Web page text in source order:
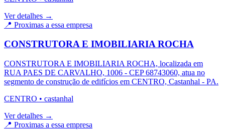
Ver detalhes →
📍 Proximas a essa empresa
CONSTRUTORA E IMOBILIARIA ROCHA
CONSTRUTORA E IMOBILIARIA ROCHA, localizada em
RUA PAES DE CARVALHO, 1006 - CEP 68743060, atua no
segmento de construção de edifícios em CENTRO, Castanhal - PA.
CENTRO • castanhal
Ver detalhes →
📍 Proximas a essa empresa